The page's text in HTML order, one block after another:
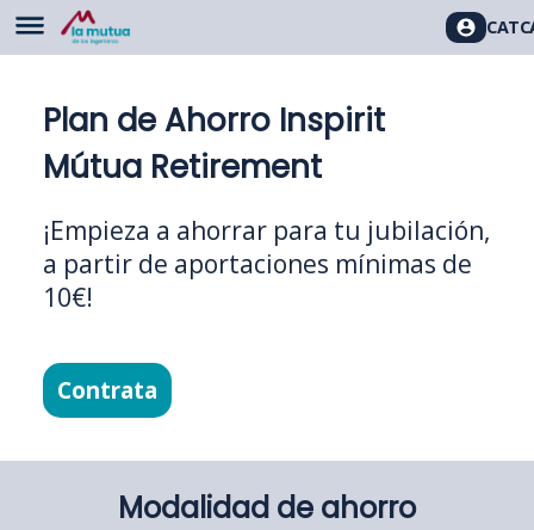
CAT
Plan de Ahorro Inspirit
Mútua Retirement
¡Empieza a ahorrar para tu jubilación,
a partir de aportaciones mínimas de
10€!
Contrata
Modalidad de ahorro